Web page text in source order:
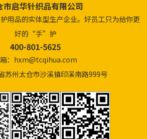
市启华针织品有限公司
用品的实体型生产企业。好员工只为给你更
好的“手”护
400-801-5625
：hxm@tcqihua.com
苏州太仓市沙溪镇印溪南路999号